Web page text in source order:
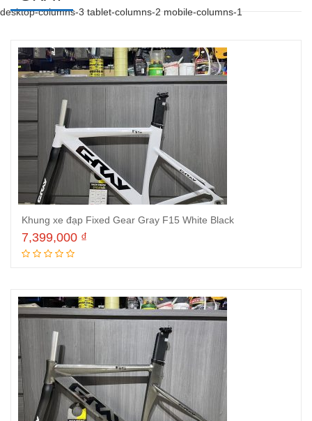
desktop-columns-3 tablet-columns-2 mobile-columns-1
Khung xe đạp Fixed Gear Gray F15 White Black
7,399,000 ₫